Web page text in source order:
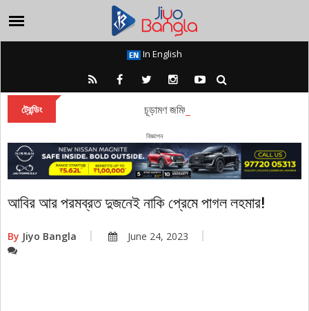
In English
ট্রেন্ডিং চূড়ামণ জমিদারবাড়ির পুজোয় ৩০০ বছর ধরে
বিজ্ঞাপন
আবির আর পরমব্রত দুজনেই নাকি প্রেমে পাগল লহমার!
By Jiyo Bangla June 24, 2023